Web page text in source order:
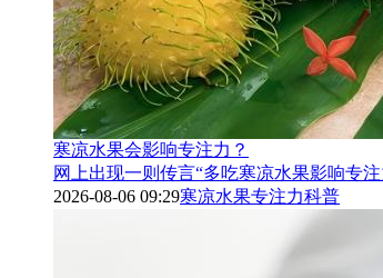
寒凉水果会影响专注力？
网上出现一则传言“多吃寒凉水果影响专
2026-08-06 09:29寒凉水果专注力科普